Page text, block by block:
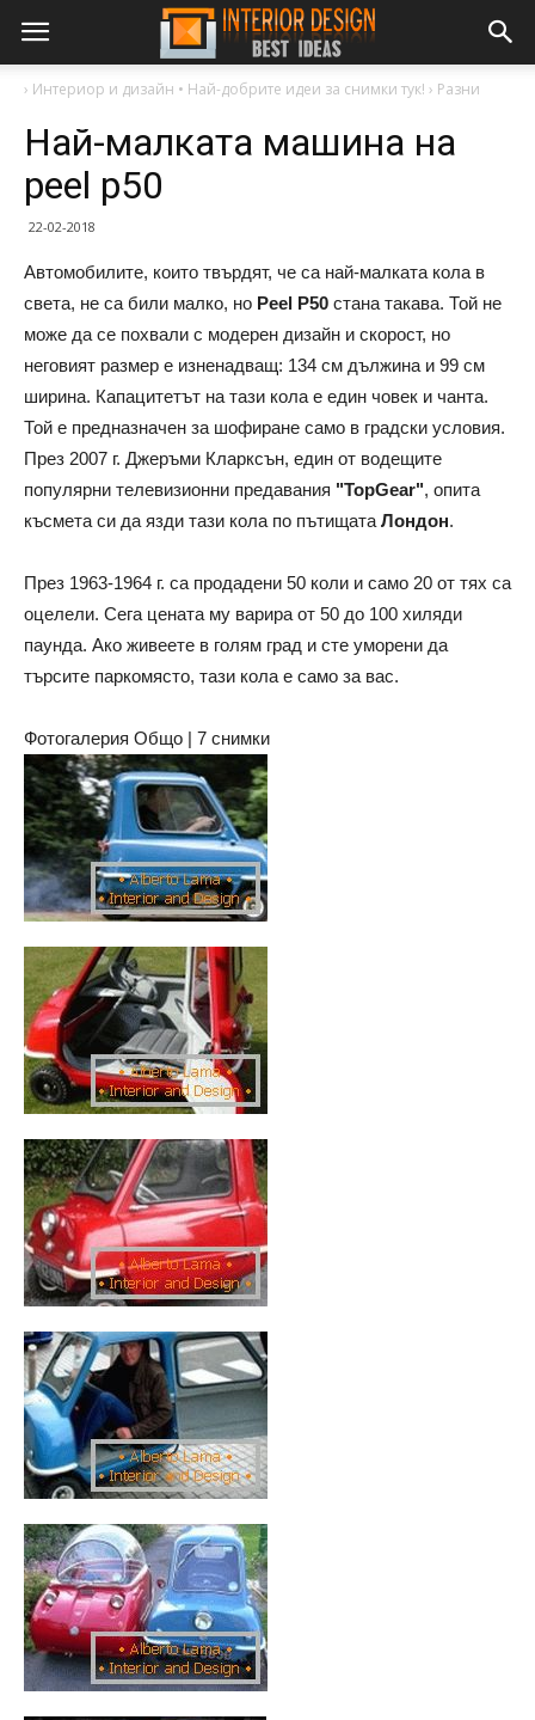
› Интериор и дизайн • Най-добрите идеи за снимки тук! › Разни
Най-малката машина на
peel p50
22-02-2018
Автомобилите, които твърдят, че са най-малката кола в
света, не са били малко, но Peel P50 стана такава. Той не
може да се похвали с модерен дизайн и скорост, но
неговият размер е изненадващ: 134 см дължина и 99 см
ширина. Капацитетът на тази кола е един човек и чанта.
Той е предназначен за шофиране само в градски условия.
През 2007 г. Джеръми Кларксън, един от водещите
популярни телевизионни предавания "TopGear", опита
късмета си да язди тази кола по пътищата Лондон.
През 1963-1964 г. са продадени 50 коли и само 20 от тях са
оцелели. Сега цената му варира от 50 до 100 хиляди
паунда. Ако живеете в голям град и сте уморени да
търсите паркомясто, тази кола е само за вас.
Фотогалерия Общо | 7 снимки